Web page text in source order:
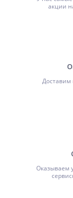
акции
Доставим
Оказываем